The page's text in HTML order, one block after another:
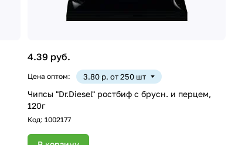
4.39 руб.
Цена оптом: 3.80 р. от 250 шт
Чипсы "Dr.Diesel" ростбиф с брусн. и перцем,
120г
Код: 1002177